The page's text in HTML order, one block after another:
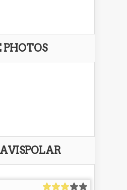
PHOTOS